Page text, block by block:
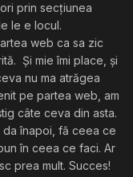
prin secțiunea
le e locul.
web ca sa zic
Și mie îmi place, și
nu ma atrăgea
pe partea web, am
câte ceva din asta.
da înapoi, fă ceea ce
în ceea ce faci. Ar
prea mult. Succes!